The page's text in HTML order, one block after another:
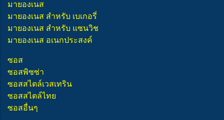
มายองเนส
มายองเนส สำหรับ เบเกอรี่
มายองเนส สำหรับ แซนวิช
มายองเนส อเนกประสงค์
ซอส
ซอสพิซซ่า
ซอสสไตล์เวสเทริน
ซอสสไตล์ไทย
ซอสอื่นๆ